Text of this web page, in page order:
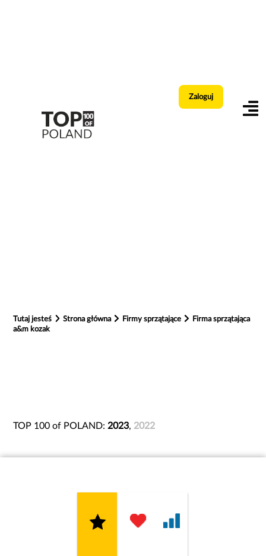
Zaloguj
Tutaj jesteś Strona główna Firmy sprzątające
Firma sprzątająca
a&m kozak
TOP 100 of POLAND: 2023, 2022